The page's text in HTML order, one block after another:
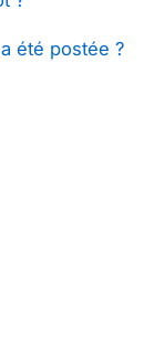
été postée ?